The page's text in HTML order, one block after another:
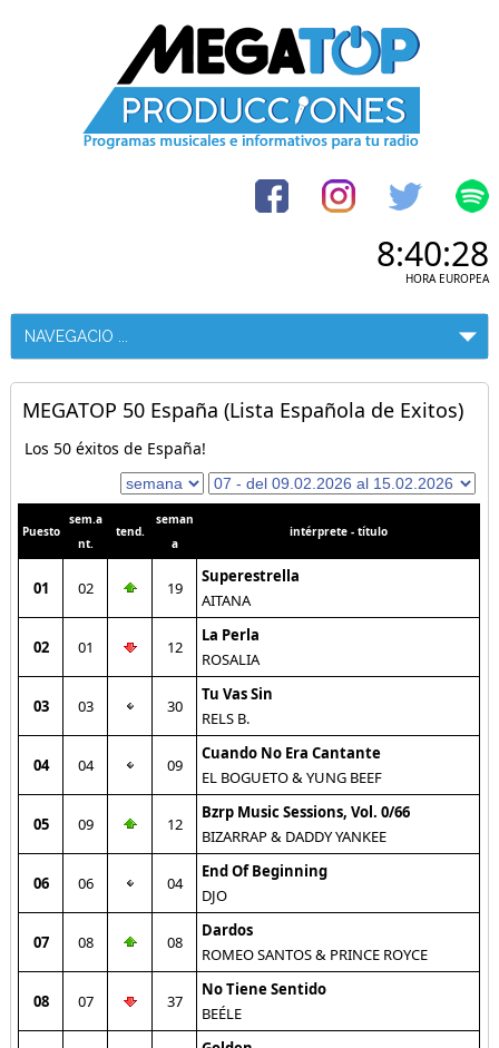
8:40:29
HORA EUROPEA
MEGATOP 50 España (Lista Española de Exitos)
Los 50 éxitos de España!
Puesto
sem.a
nt.
tend.
seman
a
intérprete - título
01 02 19
Superestrella
AITANA
02 01 12
La Perla
ROSALIA
03 03 30
Tu Vas Sin
RELS B.
04 04 09
Cuando No Era Cantante
EL BOGUETO & YUNG BEEF
05 09 12
Bzrp Music Sessions, Vol. 0/66
BIZARRAP & DADDY YANKEE
06 06 04
End Of Beginning
DJO
07 08 08
Dardos
ROMEO SANTOS & PRINCE ROYCE
08 07 37
No Tiene Sentido
BEÉLE